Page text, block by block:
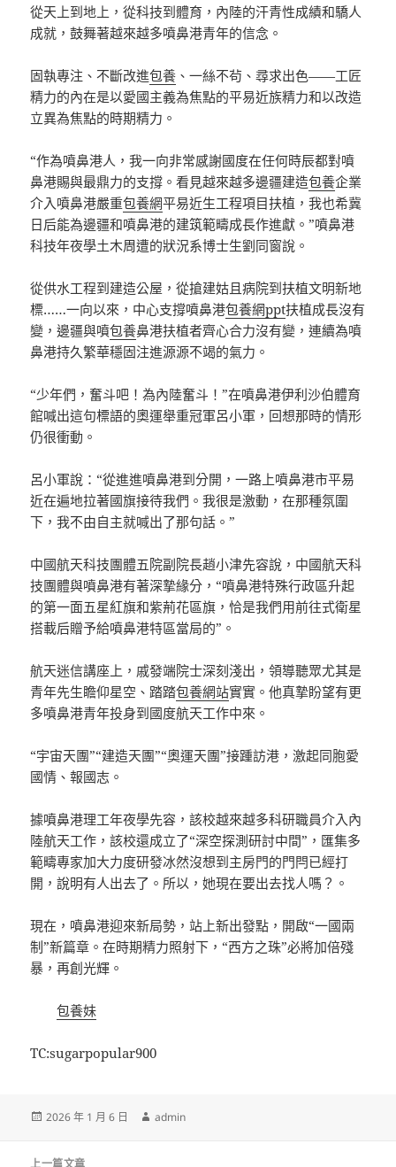
從天上到地上，從科技到體育，內陸的汗青性成績和驕人
成就，鼓舞著越來越多噴鼻港青年的信念。
固執專注、不斷改進包養 、一絲不茍、尋求出色——工匠
精力的內在是以愛國主義為焦點的平易近族精力和以改造
立異為焦點的時期精力。
“作為噴鼻港人，我一向非常感謝國度在任何時辰都對噴
鼻港賜與最鼎力的支撐。看見越來越多邊疆建造包養企業
介入噴鼻港嚴重包養網平易近生工程項目扶植，我也希冀
日后能為邊疆和噴鼻港的建筑範疇成長作進獻。”噴鼻港
科技年夜學土木周遭的狀況系博士生劉同窗說。
從供水工程到建造公屋，從搶建姑且病院到扶植文明新地
標……一向以來，中心支撐噴鼻港包養網ppt扶植成長沒有
變，邊疆與噴包養鼻港扶植者齊心合力沒有變，連續為噴
鼻港持久繁華穩固注進源源不竭的氣力。
“少年們，奮斗吧！為內陸奮斗！”在噴鼻港伊利沙伯體育
館喊出這句標語的奧運舉重冠軍呂小軍，回想那時的情形
仍很衝動。
呂小軍說：“從進進噴鼻港到分開，一路上噴鼻港市平易
近在遍地拉著國旗接待我們。我很是激動，在那種氛圍
下，我不由自主就喊出了那句話。”
中國航天科技團體五院副院長趙小津先容說，中國航天科
技團體與噴鼻港有著深摯緣分，“噴鼻港特殊行政區升起
的第一面五星紅旗和紫荊花區旗，恰是我們用前往式衛星
搭載后贈予給噴鼻港特區當局的”。
航天迷信講座上，戚發端院士深刻淺出，領導聽眾尤其是
青年先生瞻仰星空、踏踏包養網站實實。他真摯盼望有更
多噴鼻港青年投身到國度航天工作中來。
“宇宙天團”“建造天團”“奧運天團”接踵訪港，激起同胞愛
國情、報國志。
據噴鼻港理工年夜學先容，該校越來越多科研職員介入內
陸航天工作，該校還成立了“深空探測研討中間”，匯集多
範疇專家加大力度研發冰然沒想到主房門的門閂已經打
開，說明有人出去了。所以，她現在要出去找人嗎？。
現在，噴鼻港迎來新局勢，站上新出發點，開啟“一國兩
制”新篇章。在時期精力照射下，“西方之珠”必將加倍殘
暴，再創光輝。
包養妹
TC:sugarpopular900
發
期:
2026 年 1 月 6 日
作
admin